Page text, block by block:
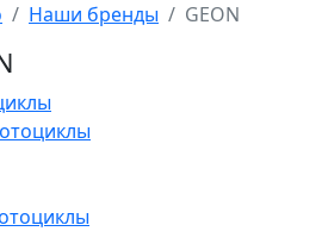
Наши бренды GEON